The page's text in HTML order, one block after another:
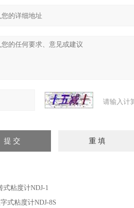
请输入计
式粘度计NDJ-1
式粘度计NDJ-8S